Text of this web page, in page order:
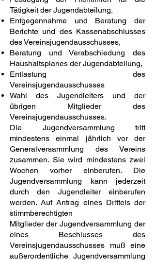
Tätigkeit der Jugendabteilung,
Entgegennahme und Beratung der
Berichte und des Kassenabschlusses
des Vereinsjugendausschusses,
Beratung und Verabschiedung des
Haushaltsplanes der Jugendabteilung,
Entlastung des
Vereinsjugendausschusses
Wahl des Jugendleiters und der
übrigen Mitglieder des
Vereinsjugendausschusses.
Die Jugendversammlung tritt
mindestens einmal jährlich vor der
Generalversammlung des Vereins
zusammen. Sie wird mindestens zwei
Wochen vorher einberufen. Die
Jugendversammlung kann jederzeit
durch den Jugendleiter einberufen
werden. Auf Antrag eines Drittels der
stimmberechtigten
Mitglieder der Jugendversammlung der
eines Beschlusses des
Vereinsjugendausschusses muß eine
außerordentliche Jugendversammlung